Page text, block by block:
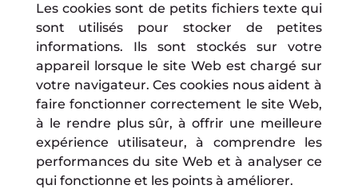
Les cookies sont de petits fichiers texte qui
sont utilisés pour stocker de petites
informations. Ils sont stockés sur votre
appareil lorsque le site Web est chargé sur
votre navigateur. Ces cookies nous aident à
faire fonctionner correctement le site Web,
à le rendre plus sûr, à offrir une meilleure
expérience utilisateur, à comprendre les
performances du site Web et à analyser ce
qui fonctionne et les points à améliorer.